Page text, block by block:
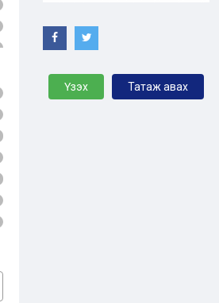
Үзэх Татаж авах